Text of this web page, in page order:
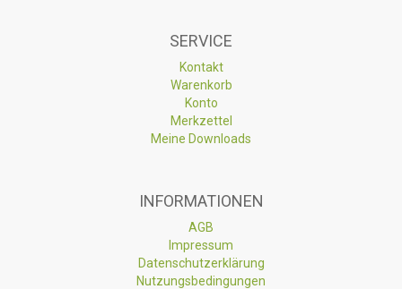
SERVICE
Kontakt
Warenkorb
Konto
Merkzettel
Meine Downloads
INFORMATIONEN
AGB
Impressum
Datenschutzerklärung
Nutzungsbedingungen